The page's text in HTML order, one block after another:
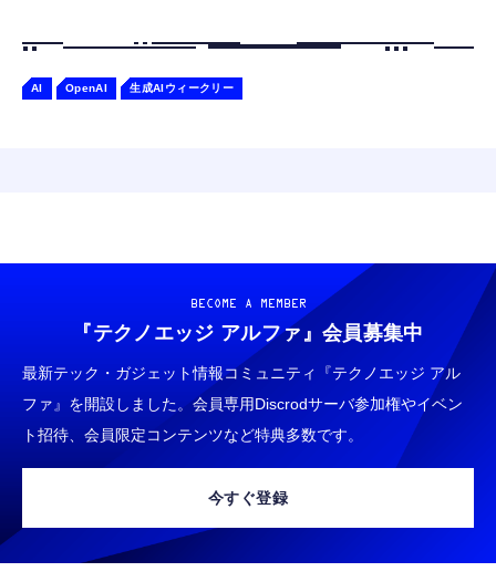
AI OpenAI 生成AIウィークリー
BECOME A MEMBER
『テクノエッジ アルファ』 会員募集中
最新テック・ガジェット情報コミュニティ『テクノエッジ アル
ファ』を開設しました。会員専用Discrodサーバ参加権やイベン
ト招待、会員限定コンテンツなど特典多数です。
今すぐ登録